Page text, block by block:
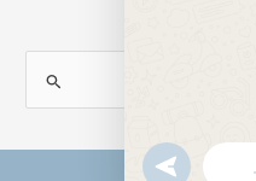
undefined